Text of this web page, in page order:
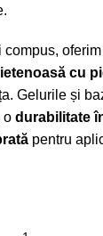
compus,
cu
Gelurile și
o durabilitate
pentru